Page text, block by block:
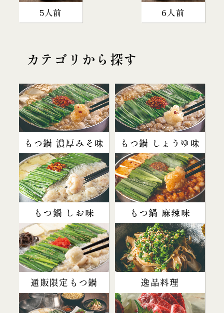
5人前 6人前
カテゴリから探す
もつ鍋 濃厚みそ味 もつ鍋 しょうゆ味
もつ鍋 しお味 もつ鍋 麻辣味
通販限定もつ鍋 逸品料理